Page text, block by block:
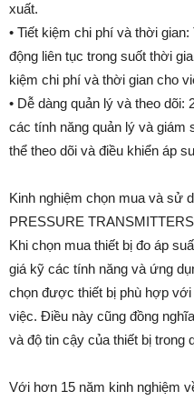
xuất.
• Tiết kiệm chi phí và thời
động liên tục trong suốt thời
kiệm chi phí và thời gian cho
• Dễ dàng quản lý và theo
các tính năng quản lý và
thể theo dõi và điều khiển áp
Kinh nghiệm chọn mua và sử
PRESSURE TRANSMITTERS
Khi chọn mua thiết bị đo áp
giá kỹ các tính năng và ứng
chọn được thiết bị phù hợp
việc. Điều này cũng đồng
và độ tin cậy của thiết bị trong
Với hơn 15 năm kinh nghiệm